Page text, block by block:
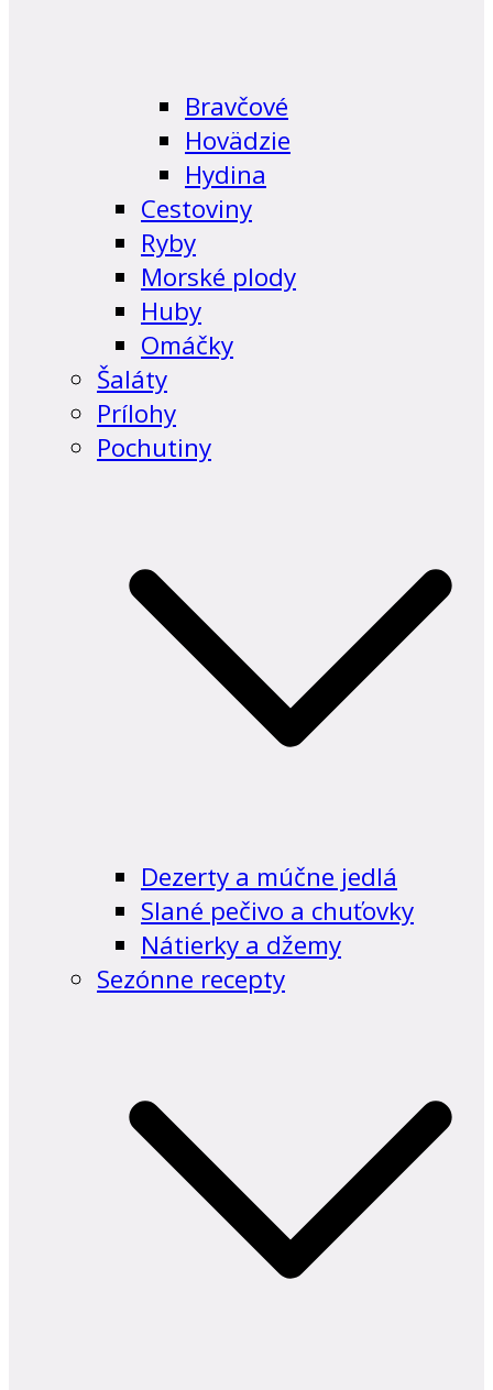
Bravčové
Hovädzie
Hydina
Cestoviny
Ryby
Morské plody
Huby
Omáčky
Šaláty
Prílohy
Pochutiny
Dezerty a múčne jedlá
Slané pečivo a chuťovky
Nátierky a džemy
Sezónne recepty